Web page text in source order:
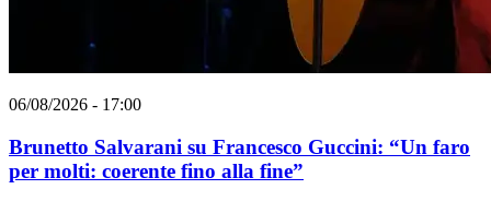
06/08/2026 - 17:00
Brunetto Salvarani su Francesco Guccini: “Un faro
per molti: coerente fino alla fine”